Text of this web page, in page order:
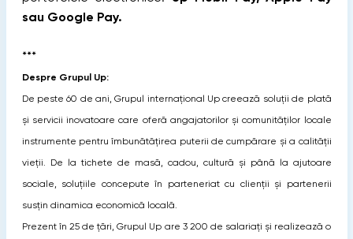
sau Google Pay.
***
Despre Grupul Up:
De peste 60 de ani, Grupul internațional Up creează soluții de plată
și servicii inovatoare care oferă angajatorilor și comunităților locale
instrumente pentru îmbunătățirea puterii de cumpărare și a calității
vieții. De la tichete de masă, cadou, cultură și până la ajutoare
sociale, soluțiile concepute în parteneriat cu clienții și partenerii
susțin dinamica economică locală.
Prezent în 25 de țări, Grupul Up are 3 200 de salariați și realizează o